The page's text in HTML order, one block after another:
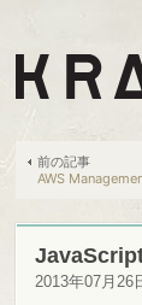
前の記事
AWS
2013年07月26